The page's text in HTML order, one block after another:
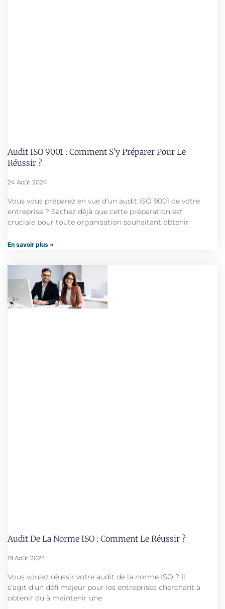
Audit ISO 9001 : Comment S’y Préparer Pour Le
Réussir ?
24 Août 2024
Vous vous préparez en vue d’un audit ISO 9001 de votre
entreprise ? Sachez déjà que cette préparation est
cruciale pour toute organisation souhaitant obtenir
En savoir plus »
Audit De La Norme ISO : Comment Le Réussir ?
19 Août 2024
Vous voulez réussir votre audit de la norme ISO ? Il
s’agit d’un défi majeur pour les entreprises cherchant à
obtenir ou à maintenir une